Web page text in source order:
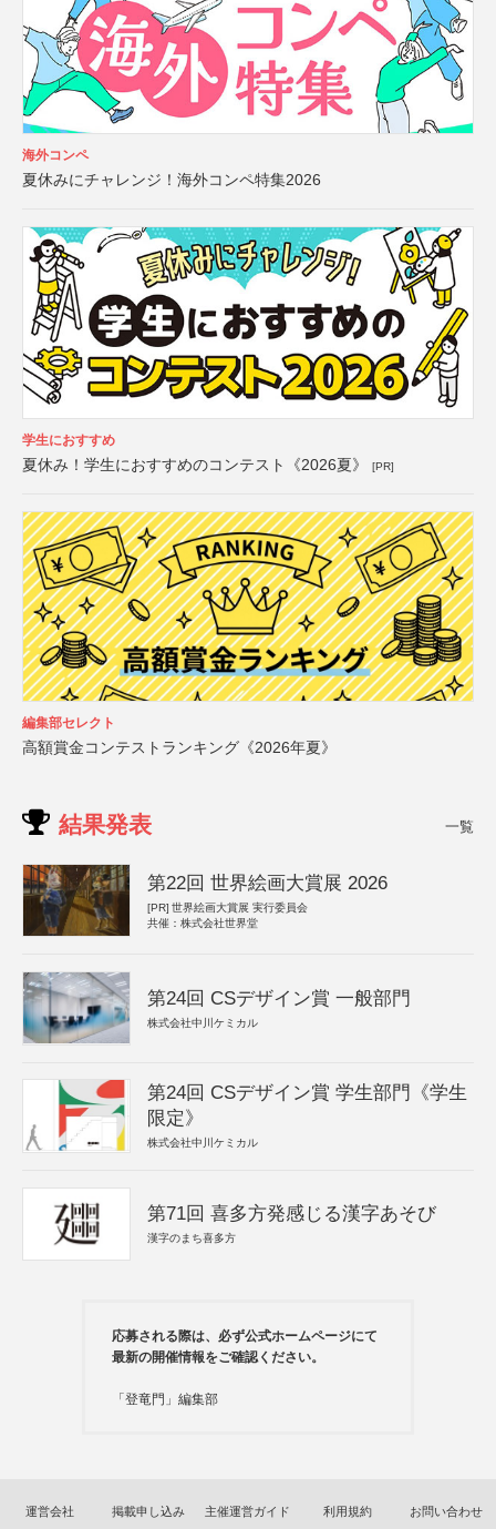
海外コンペ
夏休みにチャレンジ！海外コンペ特集2026
学生におすすめ
夏休み！学生におすすめのコンテスト《2026夏》 [PR]
編集部セレクト
高額賞金コンテストランキング《2026年夏》
結果発表 一覧
第22回 世界絵画大賞展 2026
[PR] 世界絵画大賞展 実行委員会
共催：株式会社世界堂
第24回 CSデザイン賞 一般部門
株式会社中川ケミカル
第24回 CSデザイン賞 学生部門《学生
限定》
株式会社中川ケミカル
第71回 喜多方発感じる漢字あそび
漢字のまち喜多方
応募される際は、必ず公式ホームページにて
最新の開催情報をご確認ください。
「登竜門」編集部
運営会社 掲載申し込み 主催運営ガイド 利用規約 お問い合わせ